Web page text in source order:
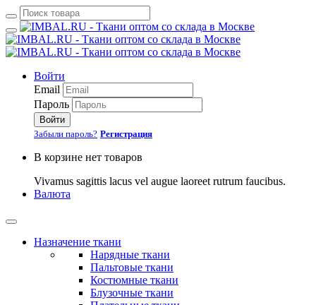
Войти
Email
Пароль
Войти
Забыли пароль? Регистрация
В корзине нет товаров
Vivamus sagittis lacus vel augue laoreet rutrum faucibus.
Валюта
Назначение ткани
Нарядные ткани
Пальтовые ткани
Костюмные ткани
Блузочные ткани